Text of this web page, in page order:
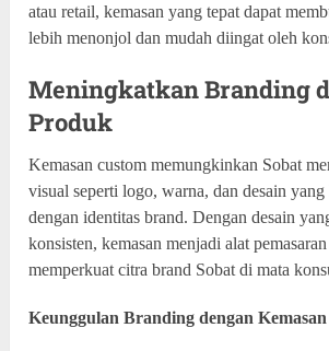
atau retail, kemasan yang tepat dapat
lebih menonjol dan mudah diingat oleh
Meningkatkan Branding
Produk
Kemasan custom memungkinkan Sobat
visual seperti logo, warna, dan desain yang
dengan identitas brand. Dengan desain
konsisten, kemasan menjadi alat
memperkuat citra brand Sobat di mata
Keunggulan Branding dengan